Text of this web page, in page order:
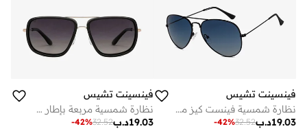
فينسينت تشيس
نظارة شمسية فينست كيز من لينسكارت للرجال والنساء | أسود أزرق | مستقطبة وحماية 100% من الأشعة فوق البنفسجية
د.ب19.03
32.52
-42%
فينسينت تشيس
نظارة شمسية مربعة بإطار كامل من فينسنت تشيس للرجال والنساء
د.ب19.03
32.52
-42%